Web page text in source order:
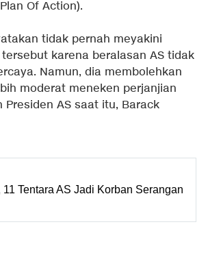
Of Action).
tidak pernah meyakini
karena beralasan AS tidak
Namun, dia membolehkan
moderat meneken perjanjian
AS saat itu, Barack
11 Tentara AS Jadi Korban Serangan